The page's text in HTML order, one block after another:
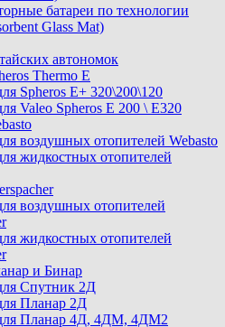
батареи по технологии
Glass Mat)
автономок
Thermo E
Spheros E+ 320\200\120
Valeo Spheros E 200 \ E320
воздушных отопителей Webasto
жидкостных отопителей
воздушных отопителей
жидкостных отопителей
и Бинар
Спутник 2Д
Планар 2Д
Планар 4Д, 4ДМ, 4ДМ2